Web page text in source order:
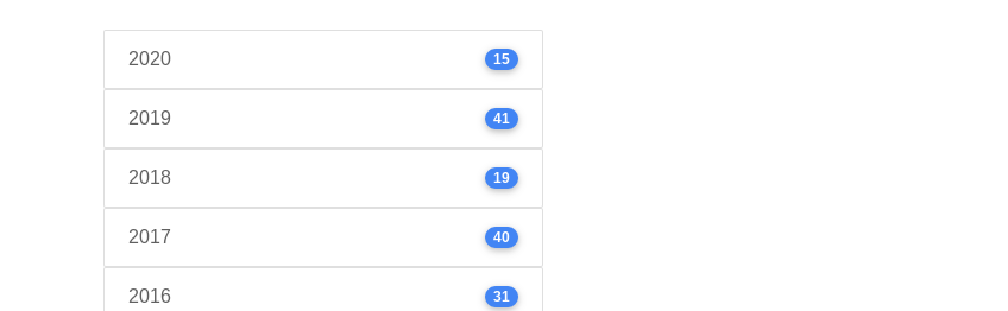
2020 15
2019 41
2018 19
2017 40
2016 31